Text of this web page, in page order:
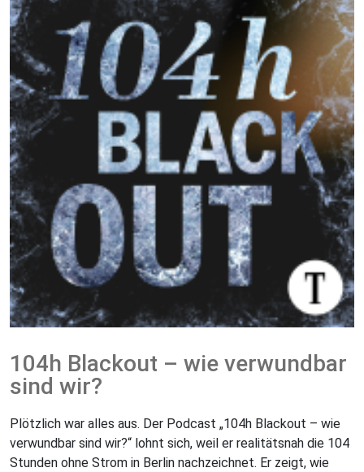
104h Blackout – wie verwundbar
sind wir?
Plötzlich war alles aus. Der Podcast „104h Blackout – wie
verwundbar sind wir?“ lohnt sich, weil er realitätsnah die 104
Stunden ohne Strom in Berlin nachzeichnet. Er zeigt, wie